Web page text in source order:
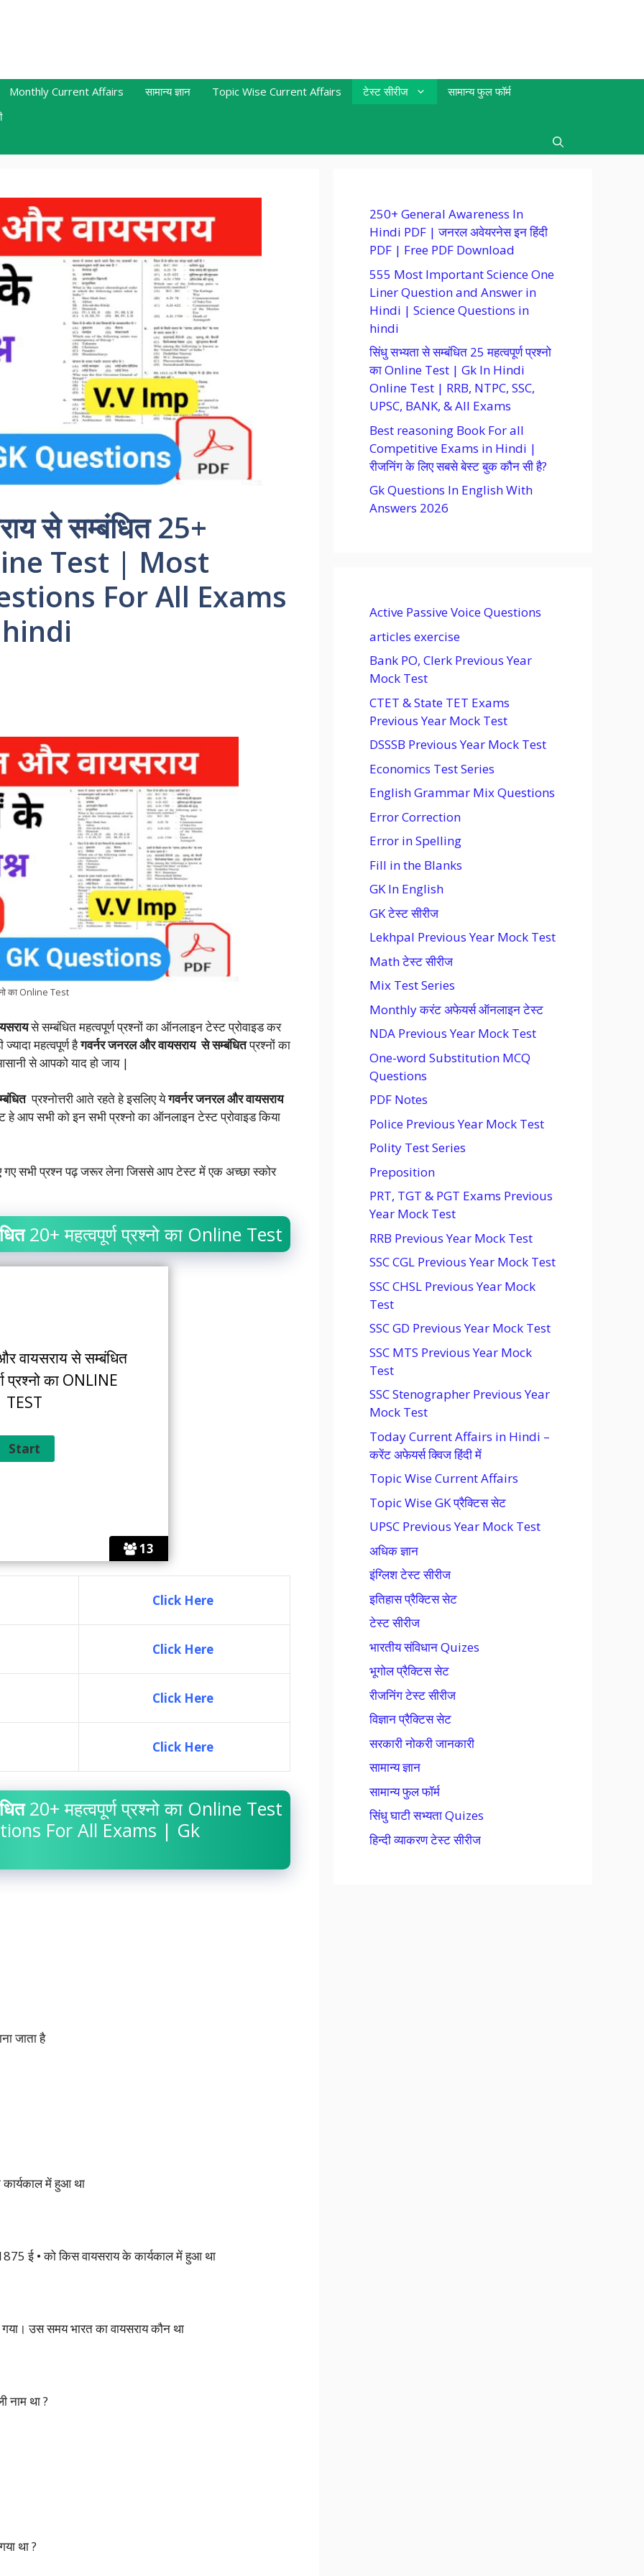
Monthly Current Affairs सामान्य ज्ञान Topic Wise Current Affairs टेस्ट सीरीज
सामान्य फुल फॉर्म
से सम्बंधित 25+
Test | Most
For All Exams
का Online Test
से सम्बंधित महत्वपूर्ण प्रश्नों का ऑनलाइन टेस्ट प्रोवाइड कर
महत्वपूर्ण हैगवर्नर जनरल और वायसराय से सम्बंधितप्रश्नों का
से आपको याद हो जाय |
प्रश्नोत्तरी आते रहते हे इसलिए येगवर्नर जनरल और वायसराय
हे आप सभी को इन सभी प्रश्नो का ऑनलाइन टेस्ट प्रोवाइड किया
सभी प्रश्न पढ़ जरूर लेना जिससे आप टेस्ट में एक अच्छा स्कोर
20+ महत्वपूर्ण प्रश्नो का Online Test
13
वायसराय से सम्बंधित
प्रश्नो का ONLINE
TEST
Click Here
Click Here
Click Here
Click Here
20+ महत्वपूर्ण प्रश्नो का Online Test
For All Exams | Gk
जाता है
कार्यकाल में हुआ था
ई • को किस वायसराय के कार्यकाल में हुआ था
उस समय भारत का वायसराय कौन था
नाम था ?
था ?
250+ General Awareness In
Hindi PDF | जनरल अवेयरनेस इन हिंदी
PDF | Free PDF Download
555 Most Important Science One
Liner Question and Answer in
Hindi | Science Questions in
hindi
सिंधु सभ्यता से सम्बंधित 25 महत्वपूर्ण प्रश्नो
का Online Test | Gk In Hindi
Online Test | RRB, NTPC, SSC,
UPSC, BANK, & All Exams
Best reasoning Book For all
Competitive Exams in Hindi |
रीजनिंग के लिए सबसे बेस्ट बुक कौन सी है?
Gk Questions In English With
Answers 2026
Active Passive Voice Questions
articles exercise
Bank PO, Clerk Previous Year
Mock Test
CTET & State TET Exams
Previous Year Mock Test
DSSSB Previous Year Mock Test
Economics Test Series
English Grammar Mix Questions
Error Correction
Error in Spelling
Fill in the Blanks
GK In English
GK टेस्ट सीरीज
Lekhpal Previous Year Mock Test
Math टेस्ट सीरीज
Mix Test Series
Monthly करंट अफेयर्स ऑनलाइन टेस्ट
NDA Previous Year Mock Test
One-word Substitution MCQ
Questions
PDF Notes
Police Previous Year Mock Test
Polity Test Series
Preposition
PRT, TGT & PGT Exams Previous
Year Mock Test
RRB Previous Year Mock Test
SSC CGL Previous Year Mock Test
SSC CHSL Previous Year Mock
Test
SSC GD Previous Year Mock Test
SSC MTS Previous Year Mock
Test
SSC Stenographer Previous Year
Mock Test
Today Current Affairs in Hindi –
करेंट अफेयर्स क्विज हिंदी में
Topic Wise Current Affairs
Topic Wise GK प्रैक्टिस सेट
UPSC Previous Year Mock Test
अधिक ज्ञान
इंग्लिश टेस्ट सीरीज
इतिहास प्रैक्टिस सेट
टेस्ट सीरीज
भारतीय संविधान Quizes
भूगोल प्रैक्टिस सेट
रीजनिंग टेस्ट सीरीज
विज्ञान प्रैक्टिस सेट
सरकारी नोकरी जानकारी
सामान्य ज्ञान
सामान्य फुल फॉर्म
सिंधु घाटी सभ्यता Quizes
हिन्दी व्याकरण टेस्ट सीरीज